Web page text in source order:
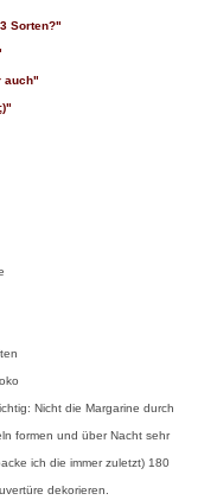
Sorten?"
auch"
Nicht die Margarine durch
formen und über Nacht sehr
ich die immer zuletzt) 180
dekorieren.